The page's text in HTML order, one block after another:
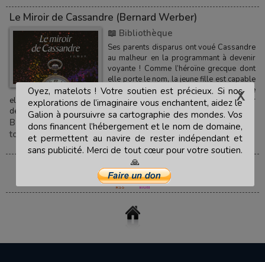
Le Miroir de Cassandre (Bernard Werber)
📖 Bibliothèque
Ses parents disparus ont voué Cassandre
au malheur en la programmant à devenir
voyante ! Comme l’héroïne grecque dont
elle porte le nom, la jeune fille est capable
de prévoir les catastrophes, et comme
elle, personne ne l’écoute… Aux lisières d’un Paris futuriste hanté par
des êtres revenus à...
Bernard Werber,Editions Albin Michel ,Livres en un seul
tome
Oyez, matelots ! Votre soutien est précieux. Si nos
explorations de l’imaginaire vous enchantent, aidez le
Galion à poursuivre sa cartographie des mondes. Vos
dons financent l’hébergement et le nom de domaine,
et permettent au navire de rester indépendant et
sans publicité. Merci de tout cœur pour votre soutien.
🙏